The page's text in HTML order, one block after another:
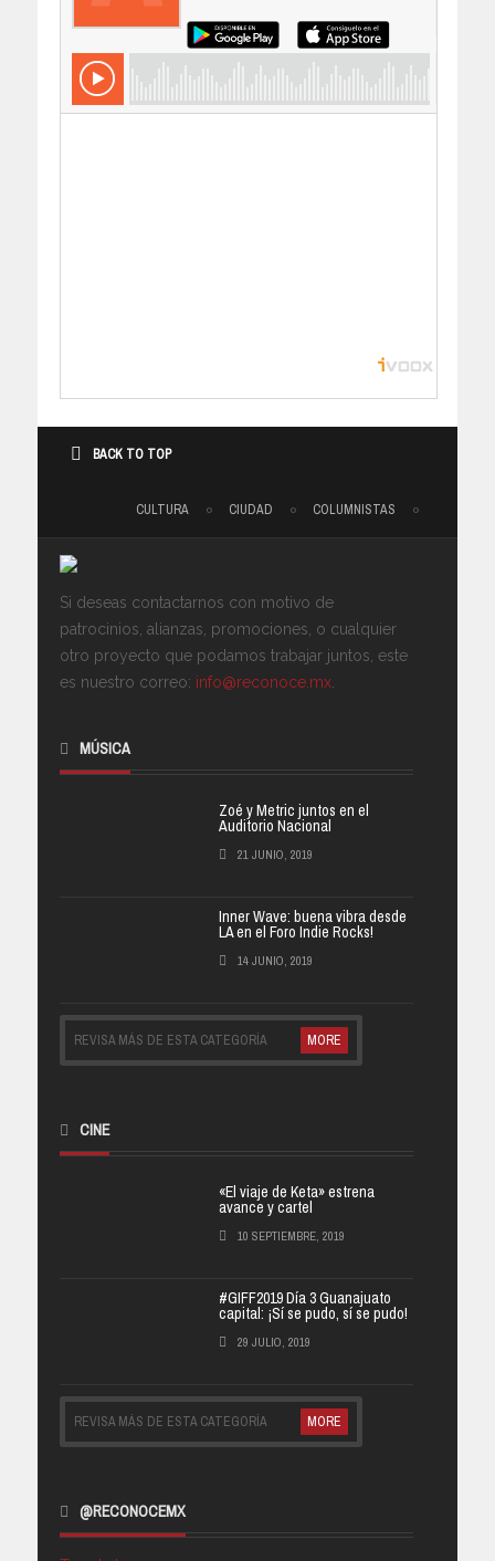
BACK TO TOP
CULTURA CIUDAD COLUMNISTAS
Si deseas contactarnos con motivo de
patrocinios, alianzas, promociones, o cualquier
otro proyecto que podamos trabajar juntos, este
es nuestro correo: info@reconoce.mx
MÚSICA
Zoé y Metric juntos en el
Auditorio Nacional
21 JUNIO, 2019
Inner Wave: buena vibra desde
LA en el Foro Indie Rocks!
14 JUNIO, 2019
REVISA MÁS DE ESTA CATEGORÍA MORE
CINE
«El viaje de Keta» estrena
avance y cartel
10 SEPTIEMBRE, 2019
#GIFF2019 Día 3 Guanajuato
capital: ¡Sí se pudo, sí se pudo!
29 JULIO, 2019
REVISA MÁS DE ESTA CATEGORÍA MORE
@RECONOCEMX